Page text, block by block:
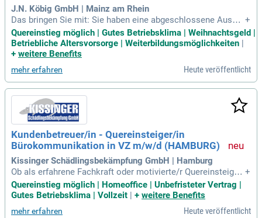
J.N. Köbig GmbH | Mainz am Rhein
Das bringen Sie mit: Sie haben eine abgeschlossene Ausbil
dung im kaufmännischen Bereich, zum Beispiel als Großhan
delskaufmann (m/w/d), gerne auch als Quereinsteiger aus d
er SHK-Branche, etwa als Anlagenmechaniker (m/w/d) oder
+
Quereinstieg möglich | Gutes Betriebsklima | Weihnachtsgeld |
Betriebliche Altersvorsorge | Weiterbildungsmöglichkeiten |
+ weitere Benefits
mehr erfahren Heute veröffentlicht
Kundenbetreuer/in - Quereinsteiger/in
Bürokommunikation in VZ m/w/d (HAMBURG)
Kissinger Schädlingsbekämpfung GmbH | Hamburg
Ob als erfahrene Fachkraft oder motivierte/r Quereinsteiger/
in – bei uns zählen vor allem Engagement, Zuverlässigkeit u
nd die Freude am Umgang mit Menschen.
+
Quereinstieg möglich | Homeoffice | Unbefristeter Vertrag |
Gutes Betriebsklima | Vollzeit | + weitere Benefits
mehr erfahren Heute veröffentlicht